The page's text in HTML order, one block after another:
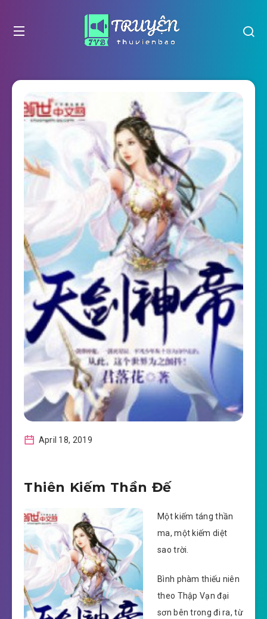
April 18, 2019
Thiên Kiếm Thần Đế
Một kiếm táng thần
ma, một kiếm diệt
sao trời.
Bình phàm thiếu niên
theo Thập Vạn đại
sơn bên trong đi ra, từ